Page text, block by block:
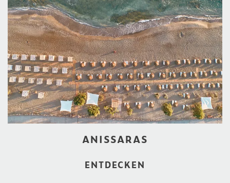
ANISSARAS
ENTDECKEN